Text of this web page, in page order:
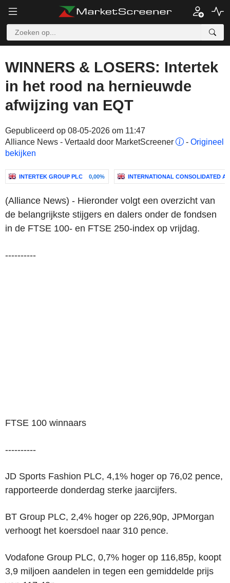
WINNERS & LOSERS: Intertek
in het rood na hernieuwde
afwijzing van EQT
Gepubliceerd op 08-05-2026 om 11:47
Alliance News - Vertaald door MarketScreener
- Origineel
bekijken
INTERTEK GROUP PLC 0,00% INTERNATIONAL CONSOLIDATED
(Alliance News) - Hieronder volgt een overzicht van
de belangrijkste stijgers en dalers onder de fondsen
in de FTSE 100- en FTSE 250-index op vrijdag.
----------
FTSE 100 winnaars
----------
JD Sports Fashion PLC, 4,1% hoger op 76,02 pence,
rapporteerde donderdag sterke jaarcijfers.
BT Group PLC, 2,4% hoger op 226,90p, JPMorgan
verhoogt het koersdoel naar 310 pence.
Vodafone Group PLC, 0,7% hoger op 116,85p, koopt
3,9 miljoen aandelen in tegen een gemiddelde prijs